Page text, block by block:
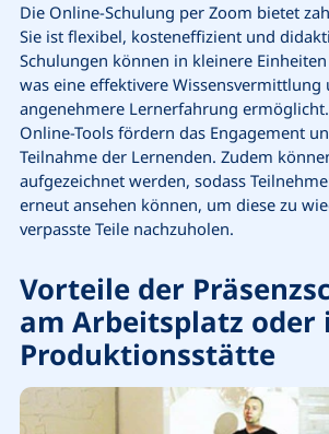
Die Online-Schulung per Zoom bietet
Sie ist flexibel, kosteneffizient und
Schulungen können in kleinere
was eine effektivere Wissensvermittlung
angenehmere Lernerfahrung
Online-Tools fördern das Engagement
Teilnahme der Lernenden. Zudem
aufgezeichnet werden, sodass
erneut ansehen können, um diese zu
verpasste Teile nachzuholen.
Vorteile der
am Arbeitsplatz oder
Produktionsstätte